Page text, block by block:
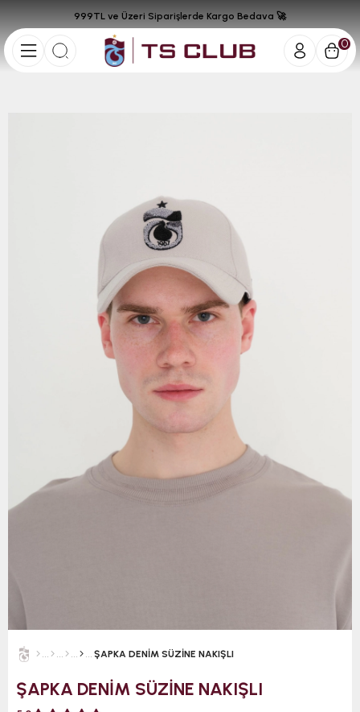
0
999TL ve Üzeri Siparişlerde Kargo Bedava 🚀
ŞAPKA DENİM SÜZİNE NAKIŞLI
ŞAPKA DENİM SÜZİNE NAKIŞLI